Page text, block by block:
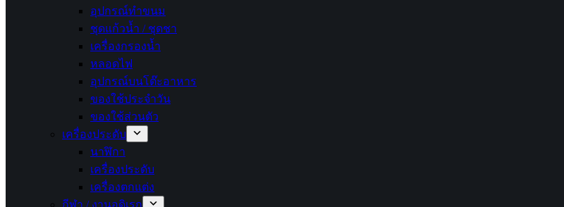
อุปกรณ์ทำขนม
ชุดแก้วน้ำ / ชุดชา
เครื่องกรองน้ำ
หลอดไฟ
อุปกรณ์บนโต๊ะอาหาร
ของใช้ประจำวัน
ของใช้ส่วนตัว
เครื่องประดับ
นาฬิกา
เครื่องประดับ
เครื่องตกแต่ง
กีฬา / งานอดิเรก